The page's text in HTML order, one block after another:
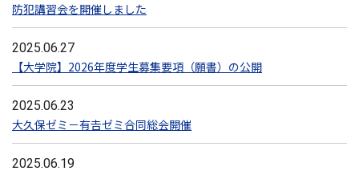
防犯講習会を開催しました
2025.06.27
【大学院】2026年度学生募集要項（願書）の公開
2025.06.23
大久保ゼミ－有𠮷ゼミ合同総会開催
2025.06.19